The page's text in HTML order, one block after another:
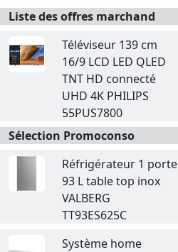
Liste des offres marchand
Téléviseur 139 cm
16/9 LCD LED QLED
TNT HD connecté
UHD 4K PHILIPS
55PUS7800
Sélection Promoconso
Réfrigérateur 1 porte
93 L table top inox
VALBERG
TT93ES625C
Système home